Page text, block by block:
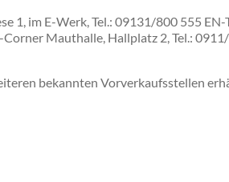
1, im E-Werk, Tel.: 09131/800 555
Mauthalle, Hallplatz 2, Tel.:
bekannten Vorverkaufsstellen